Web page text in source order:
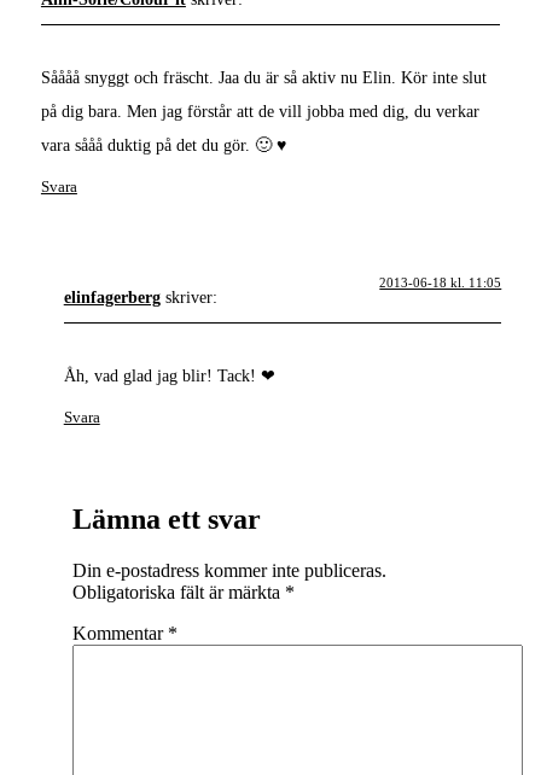
Såååå snyggt och fräscht. Jaa du är så aktiv nu Elin. Kör inte slut
på dig bara. Men jag förstår att de vill jobba med dig, du verkar
vara sååå duktig på det du gör. 🙂 ♥
Svara
elinfagerberg skriver:
2013-06-18 kl. 11:05
Åh, vad glad jag blir! Tack! ❤
Svara
Lämna ett svar
Din e-postadress kommer inte publiceras.
Obligatoriska fält är märkta *
Kommentar *